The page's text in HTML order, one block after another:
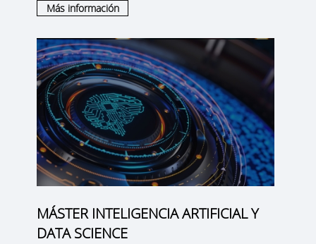
Más información
MÁSTER INTELIGENCIA ARTIFICIAL Y
DATA SCIENCE